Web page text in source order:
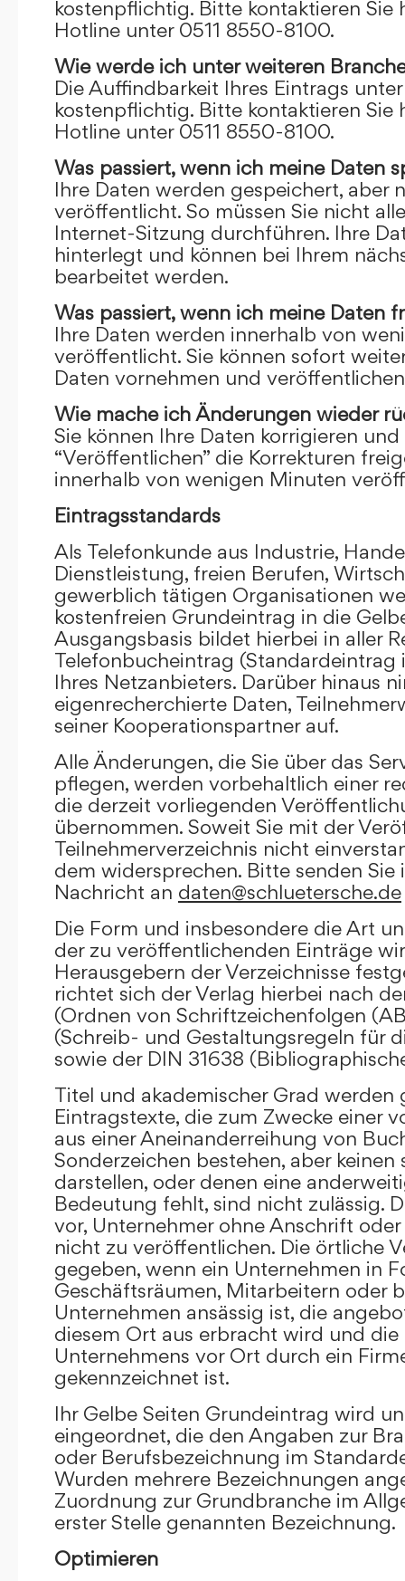
kostenpflichtig. Bitte kontaktieren Sie
Hotline unter 0511 8550-8100.
Wie werde ich unter weiteren
Die Auffindbarkeit Ihres Eintrags
kostenpflichtig. Bitte kontaktieren Sie
Hotline unter 0511 8550-8100.
Was passiert, wenn ich meine Daten
Ihre Daten werden gespeichert, aber
veröffentlicht. So müssen Sie nicht
Internet-Sitzung durchführen. Ihre
hinterlegt und können bei Ihrem
bearbeitet werden.
Was passiert, wenn ich meine Daten
Ihre Daten werden innerhalb von
veröffentlicht. Sie können sofort
Daten vornehmen und
Wie mache ich Änderungen wieder
Sie können Ihre Daten korrigieren
“Veröffentlichen” die Korrekturen
innerhalb von wenigen Minuten
Eintragsstandards
Als Telefonkunde aus Industrie,
Dienstleistung, freien Berufen,
gewerblich tätigen Organisationen
kostenfreien Grundeintrag in die
Ausgangsbasis bildet hierbei in aller
Telefonbucheintrag (Standardeintrag
Ihres Netzanbieters. Darüber hinaus
eigenrecherchierte Daten,
seiner Kooperationspartner auf.
Alle Änderungen, die Sie über das
pflegen, werden vorbehaltlich einer
die derzeit vorliegenden
übernommen. Soweit Sie mit der
Teilnehmerverzeichnis nicht
dem widersprechen. Bitte senden Sie
Nachricht an daten@schluetersche.de
Die Form und insbesondere die Art
der zu veröffentlichenden Einträge
Herausgebern der Verzeichnisse
richtet sich der Verlag hierbei nach
(Ordnen von Schriftzeichenfolgen
(Schreib- und Gestaltungsregeln für
sowie der DIN 31638
Titel und akademischer Grad werden
Eintragstexte, die zum Zwecke einer
aus einer Aneinanderreihung von
Sonderzeichen bestehen, aber keinen
darstellen, oder denen eine
Bedeutung fehlt, sind nicht zulässig.
vor, Unternehmer ohne Anschrift
nicht zu veröffentlichen. Die örtliche
gegeben, wenn ein Unternehmen in
Geschäftsräumen, Mitarbeitern oder
Unternehmen ansässig ist, die
diesem Ort aus erbracht wird und die
Unternehmens vor Ort durch ein
gekennzeichnet ist.
Ihr Gelbe Seiten Grundeintrag wird
eingeordnet, die den Angaben zur
oder Berufsbezeichnung im
Wurden mehrere Bezeichnungen
Zuordnung zur Grundbranche im
erster Stelle genannten Bezeichnung.
Optimieren